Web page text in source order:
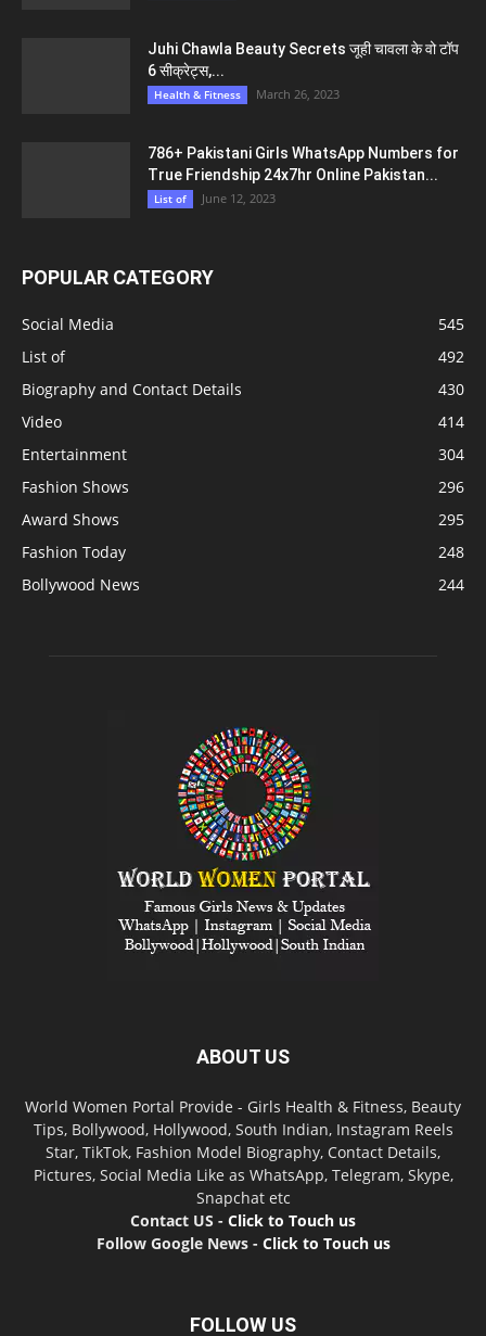
Juhi Chawla Beauty Secrets जूही चावला के वो टॉप
6 सीक्रेट्स,...
Health & Fitness March 26, 2023
786+ Pakistani Girls WhatsApp Numbers for
True Friendship 24x7hr Online Pakistan...
List of June 12, 2023
POPULAR CATEGORY
Social Media
545
List of
492
Biography and Contact Details
430
Video
414
Entertainment
304
Fashion Shows
296
Award Shows
295
Fashion Today
248
Bollywood News
244
ABOUT US
World Women Portal Provide - Girls Health & Fitness, Beauty
Tips, Bollywood, Hollywood, South Indian, Instagram Reels
Star, TikTok, Fashion Model Biography, Contact Details,
Pictures, Social Media Like as WhatsApp, Telegram, Skype,
Snapchat etc
Contact US - Click to Touch us
Follow Google News - Click to Touch us
FOLLOW US